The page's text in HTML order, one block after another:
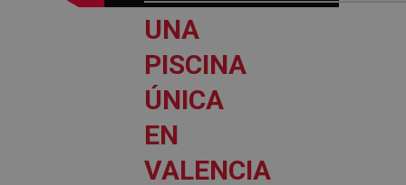
UNA
PISCINA
ÚNICA
EN
VALENCIA